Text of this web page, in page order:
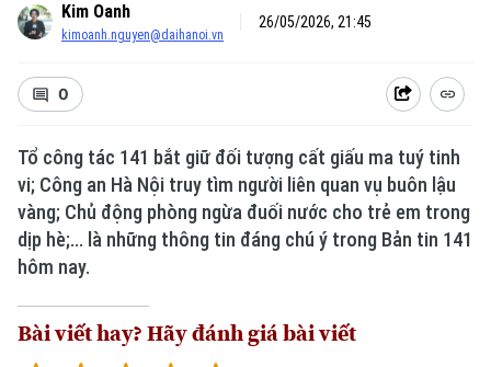
Kim Oanh
kimoanh.nguyen@daihanoi.vn
26/05/2026, 21:45
0
Tổ công tác 141 bắt giữ đối tượng cất giấu ma tuý tinh
vi; Công an Hà Nội truy tìm người liên quan vụ buôn lậu
vàng; Chủ động phòng ngừa đuối nước cho trẻ em trong
dịp hè;... là những thông tin đáng chú ý trong Bản tin 141
hôm nay.
Bài viết hay? Hãy đánh giá bài viết